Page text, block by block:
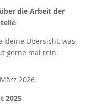
die Arbeit der
kleine Übersicht, was
gerne mal rein:
2026
2025